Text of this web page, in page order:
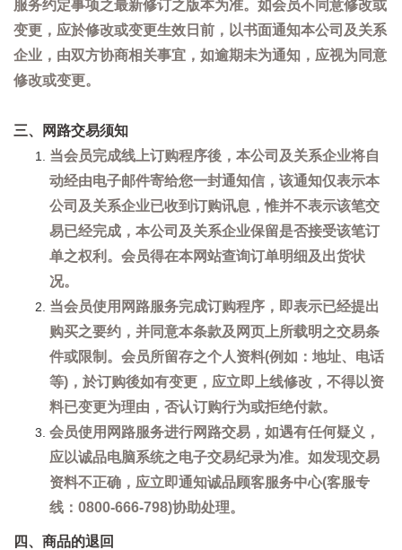
服务约定事项之最新修订之版本为准。如会员不同意修改或
变更，应於修改或变更生效日前，以书面通知本公司及关系
企业，由双方协商相关事宜，如逾期未为通知，应视为同意
修改或变更。
三、网路交易须知
当会员完成线上订购程序後，本公司及关系企业将自
动经由电子邮件寄给您一封通知信，该通知仅表示本
公司及关系企业已收到订购讯息，惟并不表示该笔交
易已经完成，本公司及关系企业保留是否接受该笔订
单之权利。会员得在本网站查询订单明细及出货状
况。
当会员使用网路服务完成订购程序，即表示已经提出
购买之要约，并同意本条款及网页上所载明之交易条
件或限制。会员所留存之个人资料(例如：地址、电话
等)，於订购後如有变更，应立即上线修改，不得以资
料已变更为理由，否认订购行为或拒绝付款。
会员使用网路服务进行网路交易，如遇有任何疑义，
应以诚品电脑系统之电子交易纪录为准。如发现交易
资料不正确，应立即通知诚品顾客服务中心(客服专
线：0800-666-798)协助处理。
四、商品的退回